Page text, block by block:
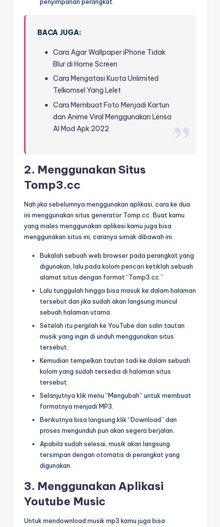
penyimpanan perangkat.
BACA JUGA:
Cara Agar Wallpaper iPhone Tidak
Blur di Home Screen
Cara Mengatasi Kuota Unlimited
Telkomsel Yang Lelet
Cara Membuat Foto Menjadi Kartun
dan Anime Viral Menggunakan Lensa
AI Mod Apk 2022
2. Menggunakan Situs
Tomp3.cc
Nah jika sebelumnya menggunakan aplikasi, cara ke dua
ini menggunakan situs generator Tomp.cc. Buat kamu
yang males menggunakan aplikasi kamu juga bisa
menggunakan situs ini, caranya simak dibawah ini.
Bukalah sebuah web browser pada perangkat yang
digunakan, lalu pada kolom pencari ketiklah sebuah
alamat situs dengan format “Tomp3.cc.”
Lalu tunggulah hingga bisa masuk ke dalam halaman
tersebut dan jika sudah akan langsung muncul
sebuah halaman utama.
Setelah itu pergilah ke YouTube dan salin tautan
musik yang ingin di unduh menggunakan situs
tersebut.
Kemudian tempelkan tautan tadi ke dalam sebuah
kolom yang sudah tersedia di halaman situs
tersebut.
Selanjutnya klik menu “Mengubah” untuk membuat
formatnya menjadi MP3.
Berikutnya bisa langsung klik “Download” dan
proses mengunduh pun akan segera berjalan.
Apabila sudah selesai, musik akan langsung
tersimpan dengan otomatis di perangkat yang
digunakan.
3. Menggunakan Aplikasi
Youtube Music
Untuk mendownload musik mp3 kamu juga bisa